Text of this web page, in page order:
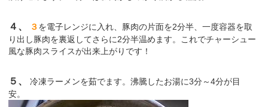
４、 ３を電子レンジに入れ、豚肉の片面を2分半、一度容器を取
り出し豚肉を裏返してさらに2分半温めます。これでチャーシュー
風な豚肉スライスが出来上がりです！
５、 冷凍ラーメンを茹でます。沸騰したお湯に3分～4分が目
安。